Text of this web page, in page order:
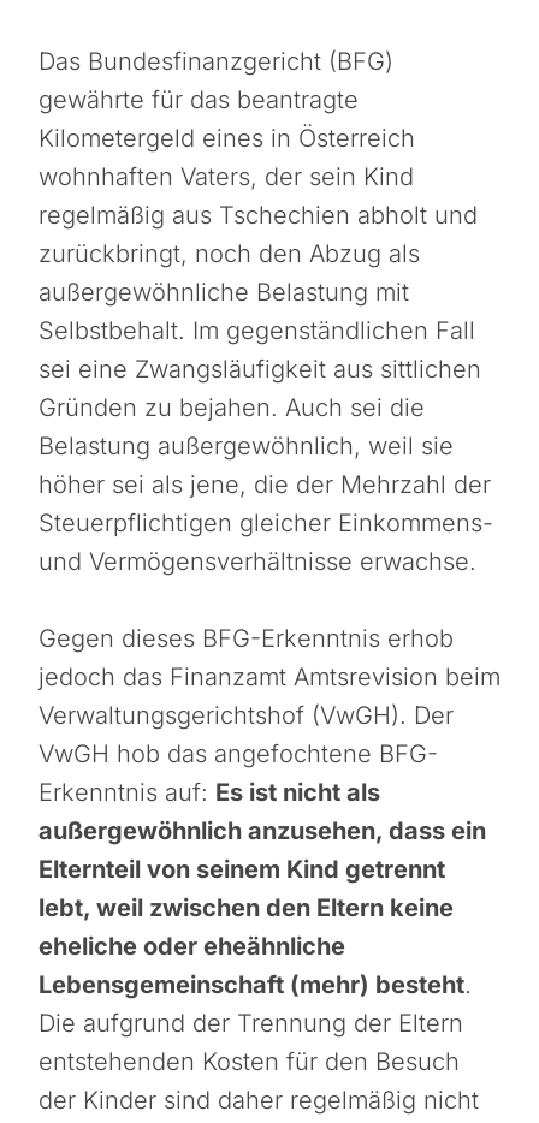
Das Bundesfinanzgericht (BFG)
gewährte für das beantragte
Kilometergeld eines in Österreich
wohnhaften Vaters, der sein Kind
regelmäßig aus Tschechien abholt und
zurückbringt, noch den Abzug als
außergewöhnliche Belastung mit
Selbstbehalt. Im gegenständlichen Fall
sei eine Zwangsläufigkeit aus sittlichen
Gründen zu bejahen. Auch sei die
Belastung außergewöhnlich, weil sie
höher sei als jene, die der Mehrzahl der
Steuerpflichtigen gleicher Einkommens-
und Vermögensverhältnisse erwachse.
Gegen dieses BFG-Erkenntnis erhob
jedoch das Finanzamt Amtsrevision beim
Verwaltungsgerichtshof (VwGH). Der
VwGH hob das angefochtene BFG-
Erkenntnis auf: Es ist nicht als
außergewöhnlich anzusehen, dass ein
Elternteil von seinem Kind getrennt
lebt, weil zwischen den Eltern keine
eheliche oder eheähnliche
Lebensgemeinschaft (mehr) besteht.
Die aufgrund der Trennung der Eltern
entstehenden Kosten für den Besuch
der Kinder sind daher regelmäßig nicht